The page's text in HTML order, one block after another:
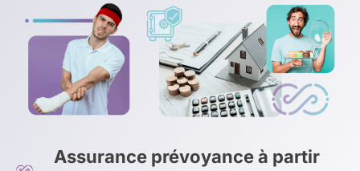
Assurance prévoyance à partir